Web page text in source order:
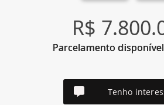
R$
Parcelamento
Tenho